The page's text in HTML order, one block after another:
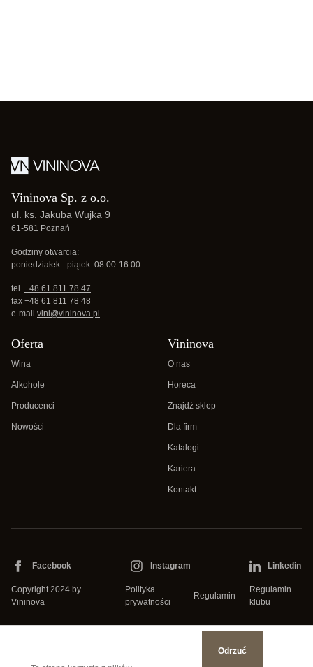
Vininova Sp. z o.o.
ul. ks. Jakuba Wujka 9
61-581 Poznań
Godziny otwarcia:
poniedziałek - piątek: 08.00-16.00
tel. +48 61 811 78 47
fax +48 61 811 78 48
e-mail vini@vininova.pl
Oferta
Wina
Alkohole
Producenci
Nowości
Vininova
O nas
Horeca
Znajdź sklep
Dla firm
Katalogi
Kariera
Kontakt
Copyright 2024 by
Vininova
Polityka
prywatności
Regulamin
Regulamin
klubu
Facebook Instagram Linkedin
Odrzuć